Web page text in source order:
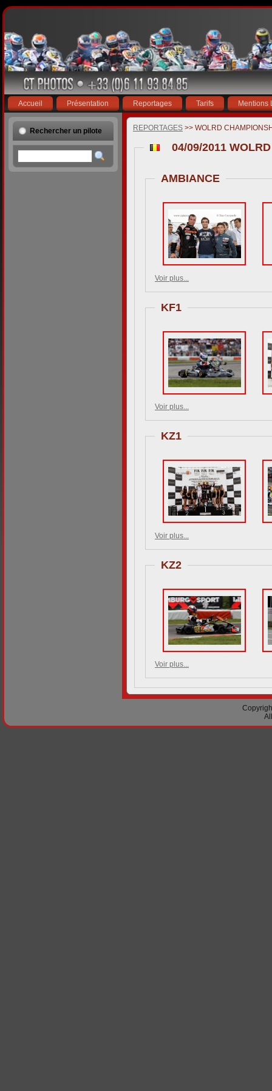
Accueil Présentation Reportages Tarifs Mentions
Rechercher un pilote REPORTAGES >> WOLRD
04/09/2011
AMBIANCE
Voir plus...
KF1
Voir plus...
KZ1
Voir plus...
KZ2
Voir plus...